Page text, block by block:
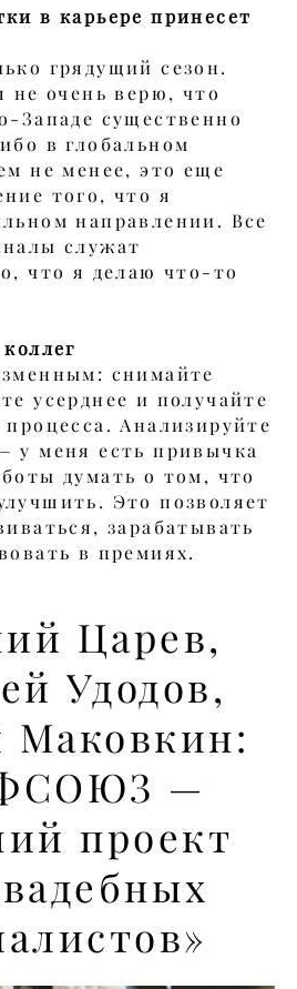
в карьере принесет
грядущий сезон.
не очень верю, что
Западе существенно
в глобальном
не менее, это еще
того, что я
направлении. Все
служат
что я делаю что-то
снимайте
усерднее и получайте
процесса. Анализируйте
у меня есть привычка
думать о том, что
Это позволяет
зарабатывать
в премиях.
Царев,
Удодов,
Маковкин:
—
проект